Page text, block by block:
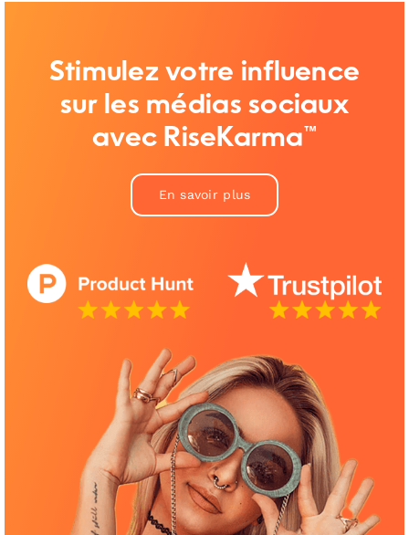
Stimulez votre influence
sur les médias sociaux
avec RiseKarma™
En savoir plus